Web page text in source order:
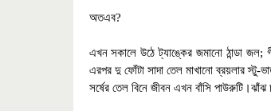
অতএব?
এখন সকালে উঠে ট্যাঙ্কের জমানো ঠান্ডা জল;
এরপর দু ফোঁটা সাদা তেল মাখানো ব্রয়লার স্টু-
সর্ষের তেল বিনে জীবন এখন বাঁসি পাউরুটি।ঝাঁঝ